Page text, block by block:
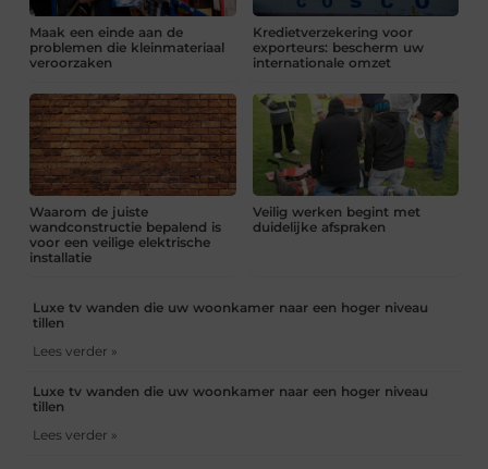
Maak een einde aan de
problemen die kleinmateriaal
veroorzaken
Kredietverzekering voor
exporteurs: bescherm uw
internationale omzet
Waarom de juiste
wandconstructie bepalend is
voor een veilige elektrische
installatie
Veilig werken begint met
duidelijke afspraken
Luxe tv wanden die uw woonkamer naar een hoger niveau
tillen
Lees verder »
Luxe tv wanden die uw woonkamer naar een hoger niveau
tillen
Lees verder »